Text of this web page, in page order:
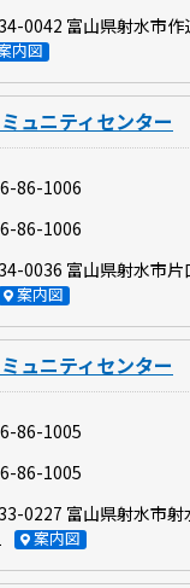
0042 富山県射水市作
内図
ュニティセンター
86-1006
86-1006
0036 富山県射水市
案内図
ュニティセンター
86-1005
86-1005
0227 富山県射水市
案内図